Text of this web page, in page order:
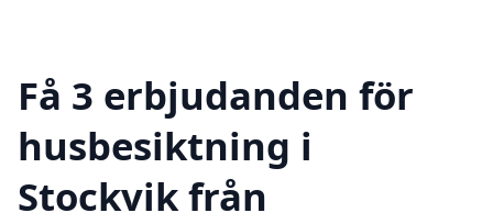
Få 3 erbjudanden för
husbesiktning i
Stockvik från